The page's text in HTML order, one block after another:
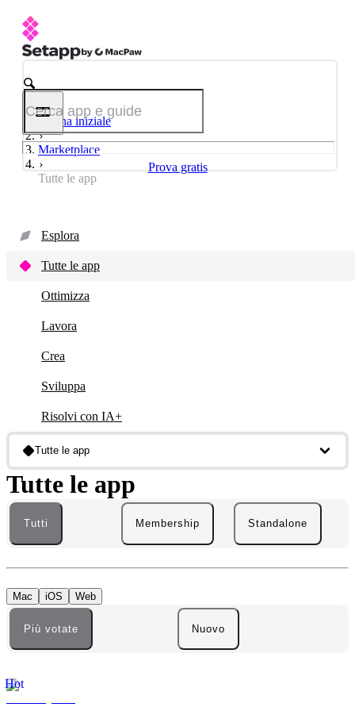
Prova gratis
Pagina iniziale
Marketplace
Tutte le app
Esplora
Tutte le app
Ottimizza
Lavora
Crea
Sviluppa
Risolvi con IA+
Tutte le app
Tutte le app
Tutti Membership Standalone
Mac iOS Web
Più votate Nuovo
Hot